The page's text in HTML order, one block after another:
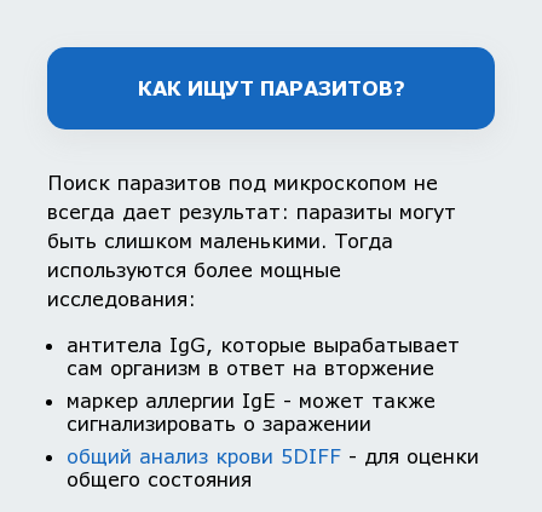
КАК ИЩУТ ПАРАЗИТОВ?
Поиск паразитов под микроскопом не
всегда дает результат: паразиты могут
быть слишком маленькими. Тогда
используются более мощные
исследования:
антитела IgG, которые вырабатывает
сам организм в ответ на вторжение
маркер аллергии IgE - может также
сигнализировать о заражении
общий анализ крови 5DIFF - для оценки
общего состояния